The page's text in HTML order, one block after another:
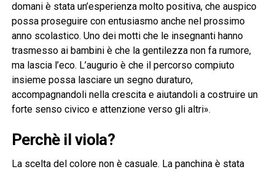
domani è stata un’esperienza molto positiva, che auspico
possa proseguire con entusiasmo anche nel prossimo
anno scolastico. Uno dei motti che le insegnanti hanno
trasmesso ai bambini è che la gentilezza non fa rumore,
ma lascia l’eco. L’augurio è che il percorso compiuto
insieme possa lasciare un segno duraturo,
accompagnandoli nella crescita e aiutandoli a costruire un
forte senso civico e attenzione verso gli altri».
Perchè il viola?
La scelta del colore non è casuale. La panchina è stata